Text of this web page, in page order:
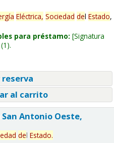
Eléctrica, Sociedad del Estado,
para préstamo: Signatura
(1).
al carrito
Antonio Oeste,
del Estado.